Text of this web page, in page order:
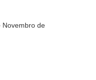
Novembro de